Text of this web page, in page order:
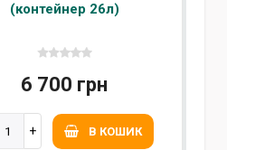
(контейнер 26л)
6 700 грн
В КОШИК